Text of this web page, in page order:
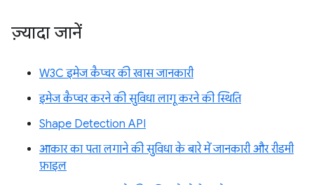
ज़्यादा जानें
W3C इमेज कैप्चर की खास जानकारी
इमेज कैप्चर करने की सुविधा लागू करने की स्थिति
Shape Detection API
आकार का पता लगाने की सुविधा के बारे में जानकारी और रीडमी
फ़ाइल